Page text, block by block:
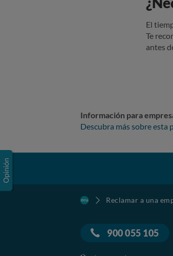
El
Te
antes
Información para
Descubra más sobre esta
Reclamar a una
900 055 105